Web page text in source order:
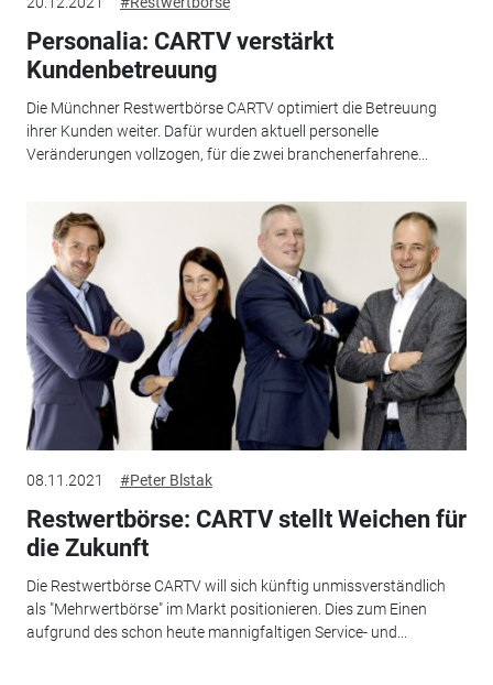
Personalia: CARTV verstärkt
Kundenbetreuung
Die Münchner Restwertbörse CARTV optimiert die Betreuung
ihrer Kunden weiter. Dafür wurden aktuell personelle
Veränderungen vollzogen, für die zwei branchenerfahrene...
08.11.2021 #Peter Blstak
Restwertbörse: CARTV stellt Weichen für
die Zukunft
Die Restwertbörse CARTV will sich künftig unmissverständlich
als "Mehrwertbörse" im Markt positionieren. Dies zum Einen
aufgrund des schon heute mannigfaltigen Service- und...